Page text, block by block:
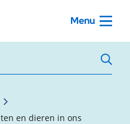
Menu
en dieren in ons